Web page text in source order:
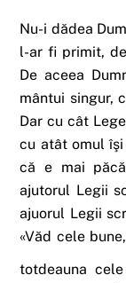
Nu-i dădea
l-ar fi primit,
De aceea
mântui singur,
Dar cu cât
cu atât omul
că e mai
ajutorul Legii
ajuorul Legii
«Văd cele
totdeauna